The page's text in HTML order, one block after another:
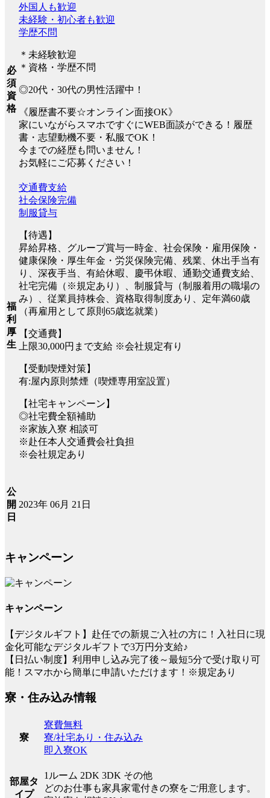
必
須
資
格
外国人も歓迎
未経験・初心者も歓迎
学歴不問
＊未経験歓迎
＊資格・学歴不問
◎20代・30代の男性活躍中！
《履歴書不要☆オンライン面接OK》
家にいながらスマホですぐにWEB面談ができる！履歴
書・志望動機不要・私服でOK！
今までの経歴も問いません！
お気軽にご応募ください！
福
利
厚
生
交通費支給
社会保険完備
制服貸与
【待遇】
昇給昇格、グループ賞与一時金、社会保険・雇用保険・
健康保険・厚生年金・労災保険完備、残業、休出手当有
り、深夜手当、有給休暇、慶弔休暇、通勤交通費支給、
社宅完備（※規定あり）、制服貸与（制服着用の職場の
み）、従業員持株会、資格取得制度あり、定年満60歳
（再雇用として原則65歳迄就業）
【交通費】
上限30,000円まで支給 ※会社規定有り
【受動喫煙対策】
有:屋内原則禁煙（喫煙専用室設置）
【社宅キャンペーン】
◎社宅費全額補助
※家族入寮 相談可
※赴任本人交通費会社負担
※会社規定あり
公
開
日
2023年 06月 21日
キャンペーン
キャンペーン
【デジタルギフト】赴任での新規ご入社の方に！入社日に現
金化可能なデジタルギフトで3万円分支給♪
【日払い制度】利用申し込み完了後～最短5分で受け取り可
能！スマホから簡単に申請いただけます！※規定あり
寮・住み込み情報
寮
寮費無料
寮/社宅あり・住み込み
即入寮OK
部屋タ
イプ
1ルーム 2DK 3DK その他
どのお仕事も家具家電付きの寮をご用意します。